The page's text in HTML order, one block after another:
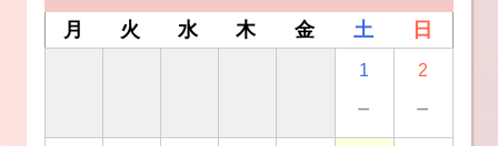
月 火 水 木 金 土 日
1
－
2
－